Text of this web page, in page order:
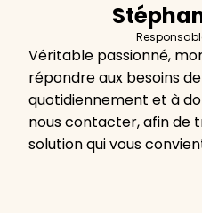
Véritable passionné,
répondre aux besoins
quotidiennement et à
nous contacter, afin de
solution qui vous